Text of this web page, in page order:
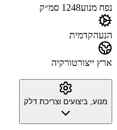
נפח מנוע1248 סמ״ק
הנעהקדמית
ארץ ייצורטורקיה
מנוע, ביצועים וצריכת דלק